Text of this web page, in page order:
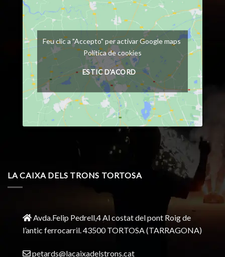
Feu clic a "Accepto" per activar Google maps
Política de cookies
ESTIC D'ACORD
LA CAIXA DELS TRONS TORTOSA
Avda.Felip Pedrell,4 Al costat del pont Roig de
l’antic ferrocarril.43500 TORTOSA(TARRAGONA)
petards@lacaixadelstrons.cat